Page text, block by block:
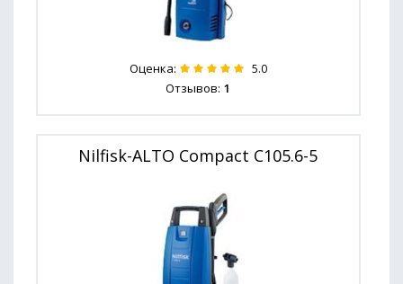
Оценка: 5.0
Отзывов: 1
Nilfisk-ALTO Compact C105.6-5